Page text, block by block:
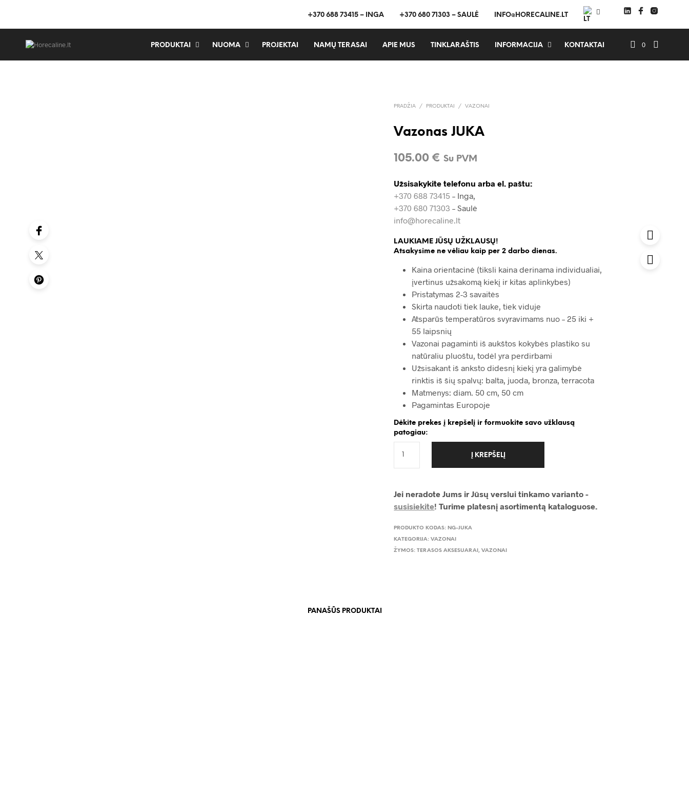
+370 688 73415 – INGA +370 680 71303 – SAULĖ INFO@HORECALINE.LT
PRODUKTAI NUOMA PROJEKTAI NAMŲ TERASAI APIE MUS TINKLARAŠTIS INFORMACIJA KONTAKTAI 0
PRADŽIA / PRODUKTAI / VAZONAI
Vazonas JUKA
105.00€ Su PVM
Užsisakykite telefonu arba el. paštu:
+370 688 73415 – Inga,
+370 680 71303 – Saulė
info@horecaline.lt
LAUKIAME JŪSŲ UŽKLAUSŲ!
Atsakysime ne vėliau kaip per 2 darbo dienas.
Kaina orientacinė (tiksli kaina derinama individualiai,
įvertinus užsakomą kiekį ir kitas aplinkybes)
Pristatymas 2-3 savaitės
Skirta naudoti tiek lauke, tiek viduje
Atsparūs temperatūros svyravimams nuo – 25 iki +
55 laipsnių
Vazonai pagaminti iš aukštos kokybės plastiko su
natūraliu pluoštu, todėl yra perdirbami
Užsisakant iš anksto didesnį kiekį yra galimybė
rinktis iš šių spalvų: balta, juoda, bronza, terracota
Matmenys: diam. 50 cm, 50 cm
Pagamintas Europoje
Dėkite prekes į krepšelį ir formuokite savo užklausą
patogiau:
Į KREPŠELĮ
Jei neradote Jums ir Jūsų verslui tinkamo varianto -
susisiekite! Turime platesnį asortimentą kataloguose.
PRODUKTO KODAS: NG-JUKA
KATEGORIJA:VAZONAI
ŽYMOS:TERASOS AKSESUARAI ,VAZONAI
PANAŠŪS PRODUKTAI